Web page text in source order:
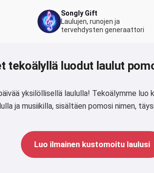
Songly Gift
Laulujen, runojen ja
tervehdysten generaattori
tekoälyllä luodut laulut
yksilöllisellä laululla! Tekoälymme luo
ja musiikilla, sisältäen pomosi nimen,
Luo ilmainen kustomoitu laulusi